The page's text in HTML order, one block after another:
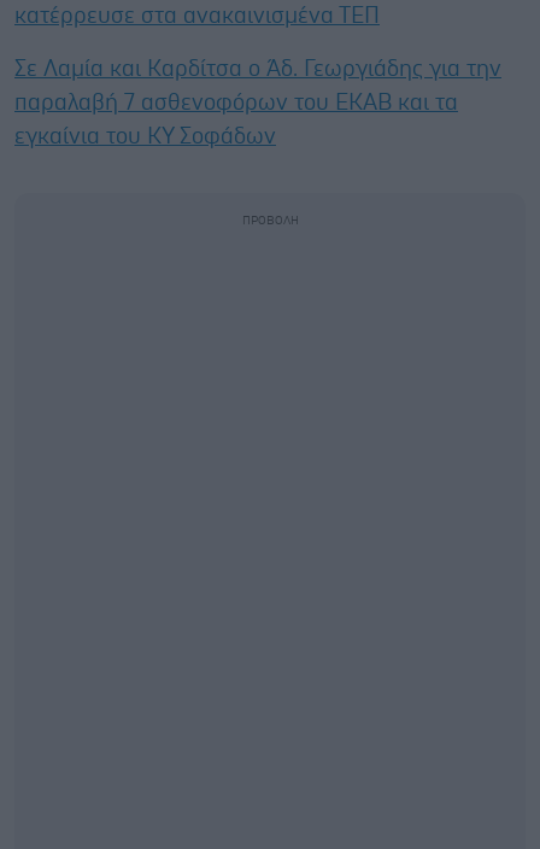
κατέρρευσε στα ανακαινισμένα ΤΕΠ
Σε Λαμία και Καρδίτσα ο Άδ. Γεωργιάδης για την
παραλαβή 7 ασθενοφόρων του ΕΚΑΒ και τα
εγκαίνια του ΚΥ Σοφάδων